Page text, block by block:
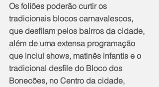
Os foliões poderão curtir os
tradicionais blocos carnavalescos,
que desfilam pelos bairros da cidade,
além de uma extensa programação
que inclui shows, matinês infantis e o
tradicional desfile do Bloco dos
Bonecões, no Centro da cidade,